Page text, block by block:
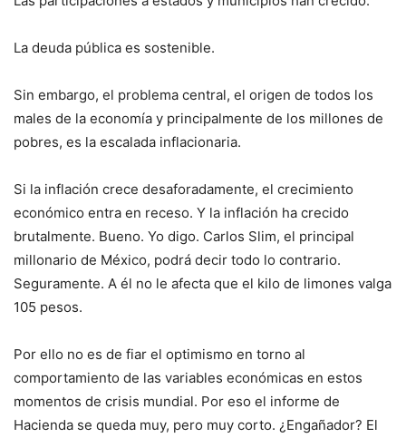
La deuda pública es sostenible.
Sin embargo, el problema central, el origen de todos los
males de la economía y principalmente de los millones de
pobres, es la escalada inflacionaria.
Si la inflación crece desaforadamente, el crecimiento
económico entra en receso. Y la inflación ha crecido
brutalmente. Bueno. Yo digo. Carlos Slim, el principal
millonario de México, podrá decir todo lo contrario.
Seguramente. A él no le afecta que el kilo de limones valga
105 pesos.
Por ello no es de fiar el optimismo en torno al
comportamiento de las variables económicas en estos
momentos de crisis mundial. Por eso el informe de
Hacienda se queda muy, pero muy corto. ¿Engañador? El